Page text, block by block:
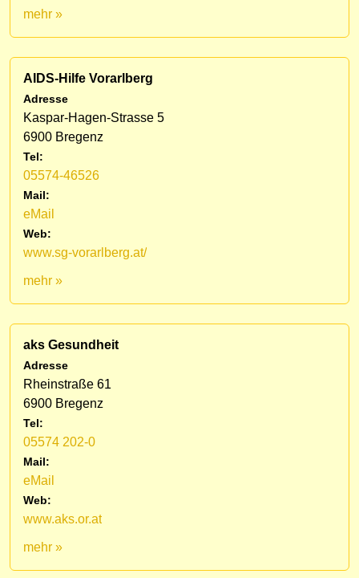
mehr »
AIDS-Hilfe Vorarlberg
Adresse
Kaspar-Hagen-Strasse 5
6900 Bregenz
Tel:
05574-46526
Mail:
eMail
Web:
www.sg-vorarlberg.at/
mehr »
aks Gesundheit
Adresse
Rheinstraße 61
6900 Bregenz
Tel:
05574 202-0
Mail:
eMail
Web:
www.aks.or.at
mehr »